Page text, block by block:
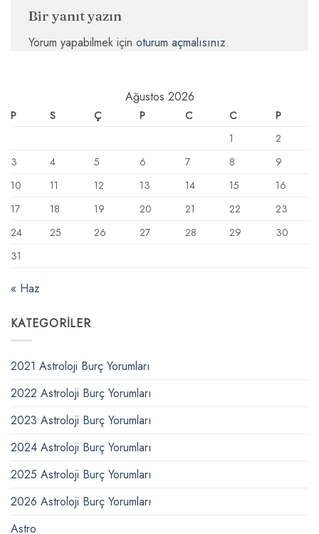
Bir yanıt yazın
Yorum yapabilmek için oturum açmalısınız.
Ağustos 2026
P S Ç P C C
P
1
2
3
4 5 6 7 8
9
10
11 12 13 14 15
16
17
18 19 20 21 22
23
24
25 26 27 28 29
30
31
« Haz
KATEGORILER
2021 Astroloji Burç Yorumları
2022 Astroloji Burç Yorumları
2023 Astroloji Burç Yorumları
2024 Astroloji Burç Yorumları
2025 Astroloji Burç Yorumları
2026 Astroloji Burç Yorumları
Astro